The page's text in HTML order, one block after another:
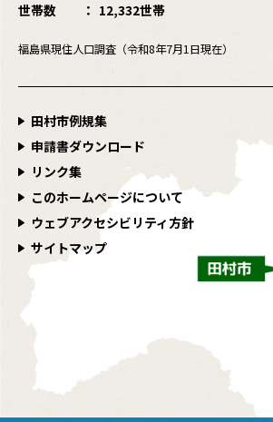
世帯数
12,332世帯
福島県現住人口調査（令和8年7月1日現在）
田村市例規集
申請書ダウンロード
リンク集
このホームページについて
ウェブアクセシビリティ方針
サイトマップ